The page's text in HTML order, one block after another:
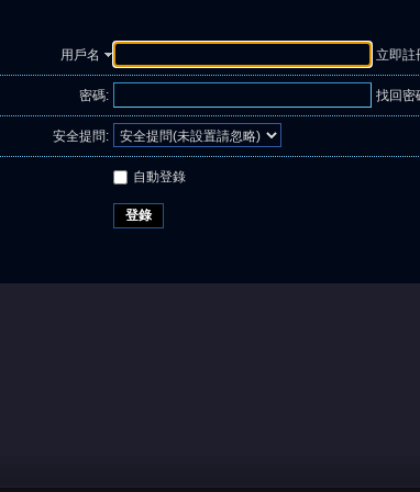
用戶名 立即註
密碼: 找回密
安全提問:
自動登錄
登錄